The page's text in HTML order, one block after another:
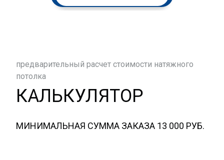
предварительный расчет стоимости натяжного
потолка
КАЛЬКУЛЯТОР
МИНИМАЛЬНАЯ СУММА ЗАКАЗА 13 000 РУБ.